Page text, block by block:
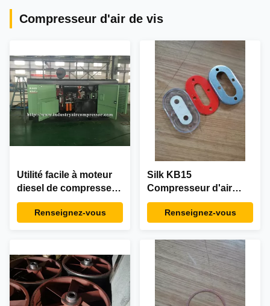
Compresseur d'air de vis
Utilité facile à moteur
diesel de compresseur
d'air de vis pour la
plate-forme de forage
Renseignez-vous
Silk KB15
Compresseur d'air
pièces de verre de vue
Assemblage de taille
Renseignez-vous